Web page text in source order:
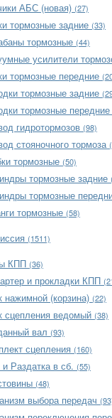
АБС (новая) (27)
тормозные задние (33)
тормозные (44)
усилители
тормозные передние
тормозные задние
тормозные передние
гидротормозов (98)
стояночного тормоза
тормозные (50)
тормозные задние
тормозные
тормозные (58)
(1511)
КПП (36)
и прокладки КПП
нажимной (корзина) (22)
сцепления ведомый (38)
вал (93)
сцепления (160)
Раздатка в сб. (55)
(48)
выбора передач